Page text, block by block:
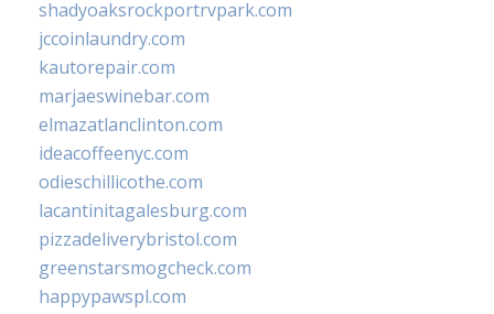
shadyoaksrockportrvpark.com
jccoinlaundry.com
kautorepair.com
marjaeswinebar.com
elmazatlanclinton.com
ideacoffeenyc.com
odieschillicothe.com
lacantinitagalesburg.com
pizzadeliverybristol.com
greenstarsmogcheck.com
happypawspl.com